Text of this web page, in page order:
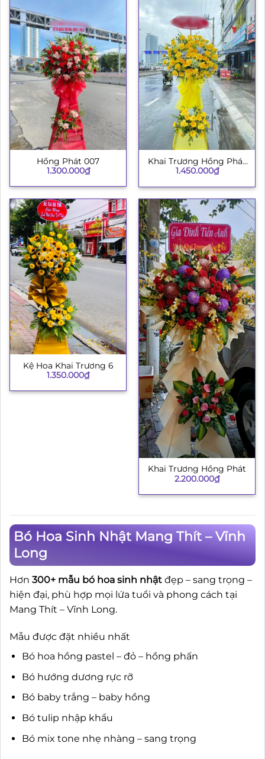
Hồng Phát 007
1.300.000₫
Khai Trương Hồng Phát
003
1.450.000₫
Kệ Hoa Khai Trương 6
1.350.000₫
Khai Trương Hồng Phát
2.200.000₫
Bó Hoa Sinh Nhật Mang Thít – Vĩnh
Long
Hơn 300+ mẫu bó hoa sinh nhật đẹp – sang trọng –
hiện đại, phù hợp mọi lứa tuổi và phong cách tại
Mang Thít – Vĩnh Long.
Mẫu được đặt nhiều nhất
Bó hoa hồng pastel – đỏ – hồng phấn
Bó hướng dương rực rỡ
Bó baby trắng – baby hồng
Bó tulip nhập khẩu
Bó mix tone nhẹ nhàng – sang trọng